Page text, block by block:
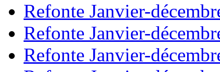
Refonte Janvier-
Refonte Janvier-
Refonte Janvier-